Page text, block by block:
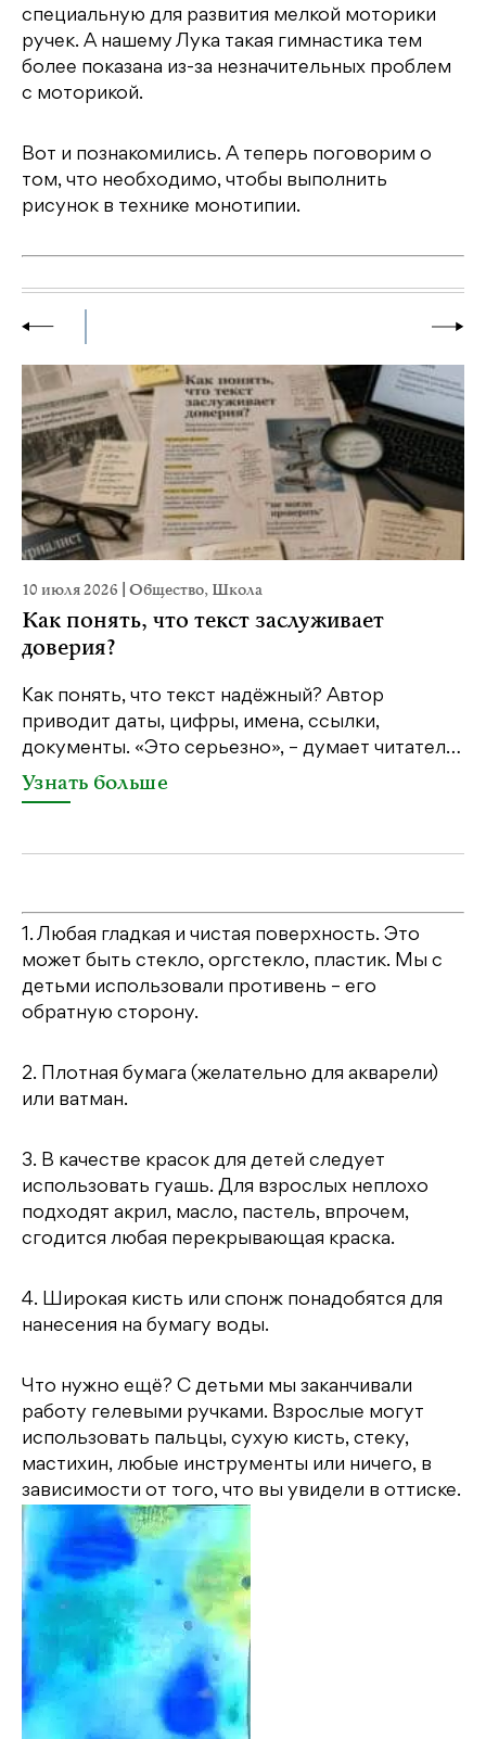
специальную для развития мелкой моторики
ручек. А нашему Лука такая гимнастика тем
более показана из-за незначительных проблем
с моторикой.
Вот и познакомились. А теперь поговорим о
том, что необходимо, чтобы выполнить
рисунок в технике монотипии.
10 июля 2026 Общество, Школа
Как понять, что текст заслуживает
доверия?
Как понять, что текст надёжный? Автор
приводит даты, цифры, имена, ссылки,
документы. «Это серьезно», – думает читател…
Узнать больше
1. Любая гладкая и чистая поверхность. Это
может быть стекло, оргстекло, пластик. Мы с
детьми использовали противень – его
обратную сторону.
2. Плотная бумага (желательно для акварели)
или ватман.
3. В качестве красок для детей следует
использовать гуашь. Для взрослых неплохо
подходят акрил, масло, пастель, впрочем,
сгодится любая перекрывающая краска.
4. Широкая кисть или спонж понадобятся для
нанесения на бумагу воды.
Что нужно ещё? С детьми мы заканчивали
работу гелевыми ручками. Взрослые могут
использовать пальцы, сухую кисть, стеку,
мастихин, любые инструменты или ничего, в
зависимости от того, что вы увидели в оттиске.